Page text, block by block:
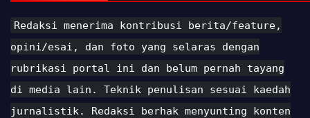
Redaksi menerima kontribusi berita/feature,
opini/esai, dan foto yang selaras dengan
rubrikasi portal ini dan belum pernah tayang
di media lain. Teknik penulisan sesuai kaedah
jurnalistik. Redaksi berhak menyunting konten